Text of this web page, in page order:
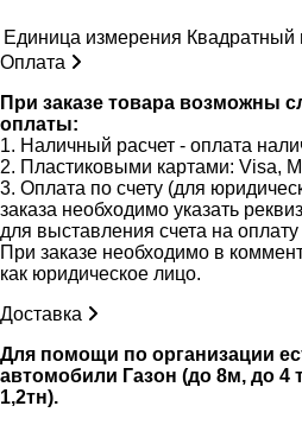
Единица измерения Квадратный
Оплата
При заказе товара возможны
оплаты:
1. Наличный расчет - оплата
2. Пластиковыми картами: Visa,
3. Оплата по счету (для
заказа необходимо указать
для выставления счета на
При заказе необходимо в
как юридическое лицо.
Доставка
Для помощи по организации
автомобили Газон (до 8м, до 4
1,2тн).